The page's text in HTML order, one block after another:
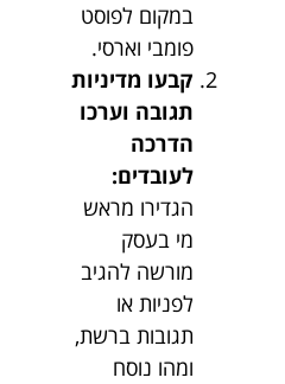
במקום לפוסט
פומבי וארסי.
קבעו מדיניות
תגובה וערכו
הדרכה
לעובדים:
הגדירו מראש
מי בעסק
מורשה להגיב
לפניות או
תגובות ברשת,
ומהו נוסח